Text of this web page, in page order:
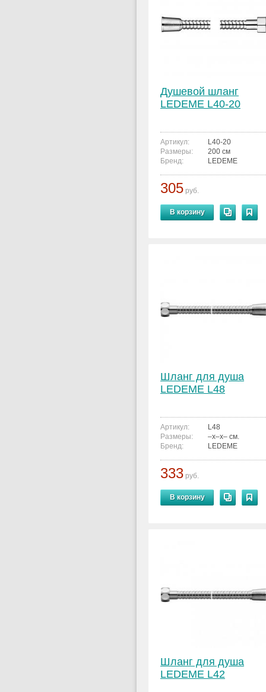
Душевой шланг
LEDEME L40-20
Артикул:
L40-20
Размеры:
200 см
Бренд:
LEDEME
305 руб.
В корзину
Шланг для душа
LEDEME L48
Артикул:
L48
Размеры:
–x–x– см.
Бренд:
LEDEME
333 руб.
В корзину
Шланг для душа
LEDEME L42